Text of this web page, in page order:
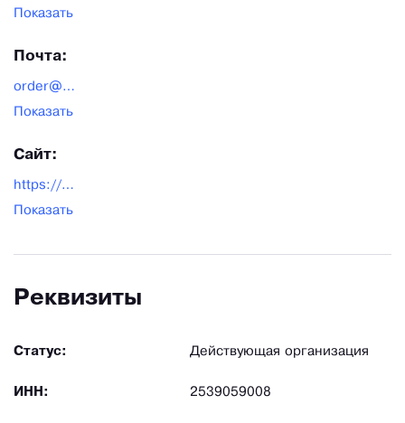
Показать
Почта:
order@svmopt.ru
Показать
Сайт:
https://svmopt.ru/
Показать
Реквизиты
Статус: Действующая организация
ИНН: 2539059008